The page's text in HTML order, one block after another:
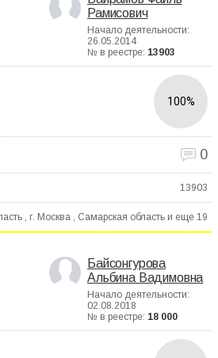
Рамисович
Начало деятельности:
26.05.2014
№ в реестре: 13903
100%
0
13903
, г. Москва , Самарская область и еще 19
Байсонгурова
Альбина Вадимовна
Начало деятельности:
02.08.2018
№ в реестре: 18 000